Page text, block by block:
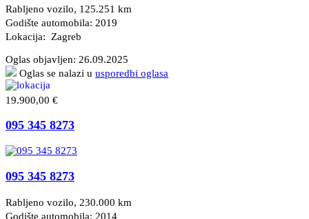
Rabljeno vozilo, 125.251 km
Godište automobila: 2019
Lokacija: Zagreb
Oglas objavljen: 26.09.2025
Oglas se nalazi u usporedbi oglasa
19.900,00 €
095 345 8273
095 345 8273
Rabljeno vozilo, 230.000 km
Godište automobila: 2014